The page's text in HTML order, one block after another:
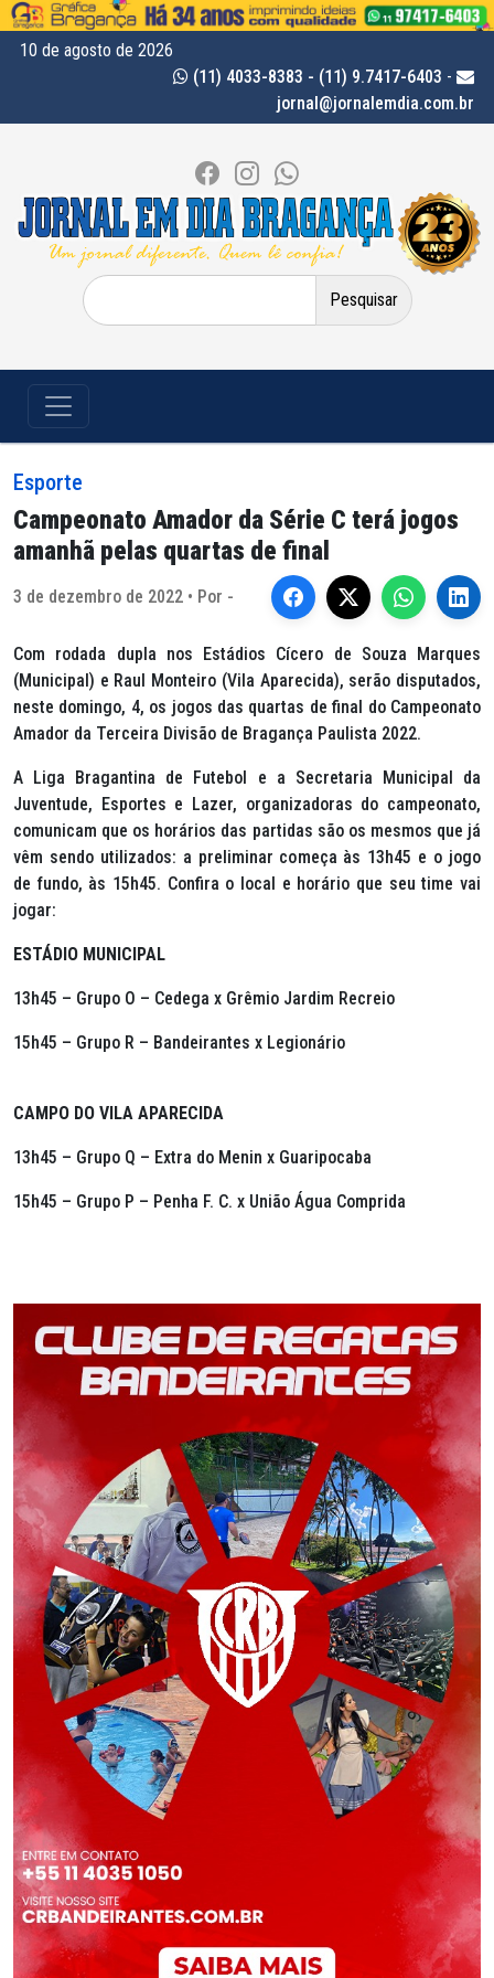
10 de agosto de 2026
(11) 4033-8383 - (11) 9.7417-6403 -
jornal@jornalemdia.com.br
Pesquisar
por:
Esporte
Campeonato Amador da Série C terá jogos
amanhã pelas quartas de final
3 de dezembro de 2022 • Por -
Com rodada dupla nos Estádios Cícero de Souza Marques
(Municipal) e Raul Monteiro (Vila Aparecida), serão disputados,
neste domingo, 4, os jogos das quartas de final do Campeonato
Amador da Terceira Divisão de Bragança Paulista 2022.
A Liga Bragantina de Futebol e a Secretaria Municipal da
Juventude, Esportes e Lazer, organizadoras do campeonato,
comunicam que os horários das partidas são os mesmos que já
vêm sendo utilizados: a preliminar começa às 13h45 e o jogo
de fundo, às 15h45. Confira o local e horário que seu time vai
jogar:
ESTÁDIO MUNICIPAL
13h45 – Grupo O – Cedega x Grêmio Jardim Recreio
15h45 – Grupo R – Bandeirantes x Legionário
CAMPO DO VILA APARECIDA
13h45 – Grupo Q – Extra do Menin x Guaripocaba
15h45 – Grupo P – Penha F. C. x União Água Comprida